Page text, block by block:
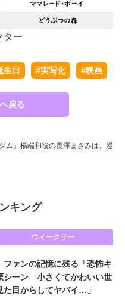
ター
生日 #実写化 #映画
戻る
ム』楊端和役の長澤まさみは、漫
キング
ウィークリー
ファンの記憶に残る「恐怖キ
シーン 小さくてかわいい世
た目からしてヤバイ…」